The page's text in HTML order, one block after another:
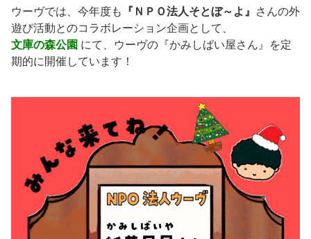
すよ～♪
ウーヴでは、今年度も 『ＮＰＯ法人そとぼ～よ』
さんの外
遊び活動とのコラボレーション企画として、
文庫の森公園 にて、ウーヴの『かみしばい屋さん』を定
期的に開催しています！